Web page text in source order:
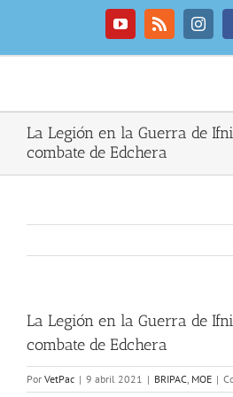
YouTubeRss
La Legión en la Guerra de
combate de Edchera
La Legión en la Guerra de
combate de Edchera
Por VetPac | 9 abril 2021 | BRIPAC, MOE |